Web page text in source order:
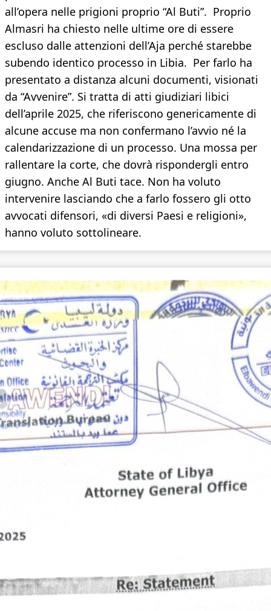
all’opera nelle prigioni proprio “Al Buti”. Proprio
Almasri ha chiesto nelle ultime ore di essere
escluso dalle attenzioni dell’Aja perché starebbe
subendo identico processo in Libia. Per farlo ha
presentato a distanza alcuni documenti, visionati
da “Avvenire”. Si tratta di atti giudiziari libici
dell’aprile 2025, che riferiscono genericamente di
alcune accuse ma non confermano l’avvio né la
calendarizzazione di un processo. Una mossa per
rallentare la corte, che dovrà rispondergli entro
giugno. Anche Al Buti tace. Non ha voluto
intervenire lasciando che a farlo fossero gli otto
avvocati difensori, «di diversi Paesi e religioni»,
hanno voluto sottolineare.